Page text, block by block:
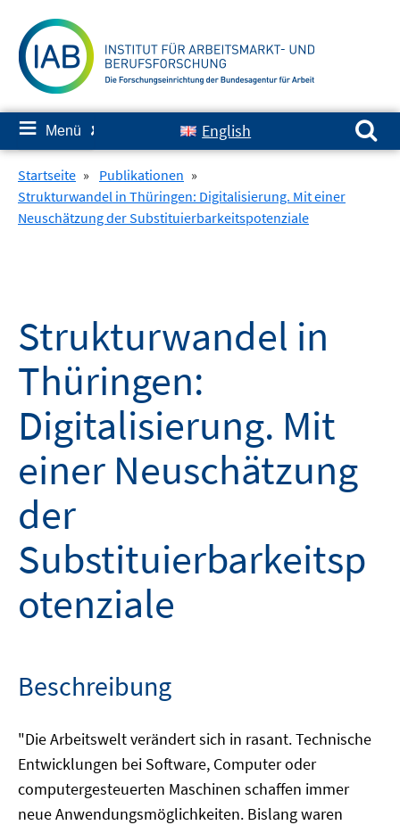
zum
Inhalt
≡ Menü ✘ English
Suchen nach:
Startseite » Publikationen »
Strukturwandel in Thüringen: Digitalisierung. Mit einer
Neuschätzung der Substituierbarkeitspotenziale
Strukturwandel in
Thüringen:
Digitalisierung. Mit
einer Neuschätzung
der
Substituierbarkeitsp
otenziale
Beschreibung
"Die Arbeitswelt verändert sich in rasant. Technische
Entwicklungen bei Software, Computer oder
computergesteuerten Maschinen schaffen immer
neue Anwendungsmöglichkeiten. Bislang waren